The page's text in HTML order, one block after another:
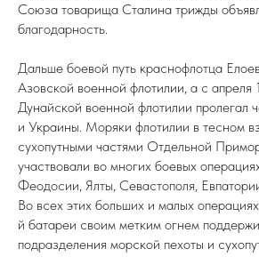
Союза товарища Сталина трижды
благодарность.
Дальше боевой путь краснофлотца
Азовской военной флотилии, а с апреля
Дунайской военной флотилии пролегал
и Украины. Моряки флотилии в тесном
сухопутными частями Отдельной
участвовали во многих боевых
Феодосии, Ялты, Севастополя,
Во всех этих больших и малых
й батареи своим метким огнем
подразделения морской пехоты и